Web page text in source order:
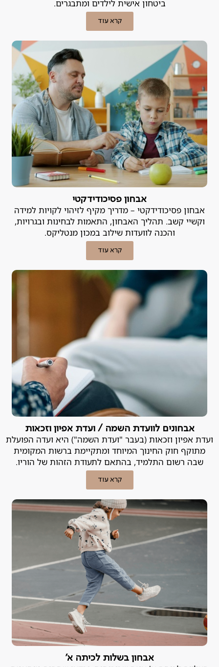
ביטחון אישית לילדים ומתבגרים.
קרא עוד
אבחון פסיכודידקטי
אבחון פסיכודידקטי – מדריך מקיף לזיהוי לקויות למידה
וקשיי קשב. תהליך האבחון, התאמות לבחינות ובגרויות,
והכנה לוועדות שילוב במכון מנטליקס.
קרא עוד
אבחונים לוועדת השמה / ועדת אפיון וזכאות
ועדת אפיון וזכאות (בעבר "ועדת השמה") היא ועדה הפועלת
מתוקף חוק החינוך המיוחד ומתקיימת ברשות המקומית
שבה רשום התלמיד, בהתאם לתעודת הזהות של הוריו.
קרא עוד
אבחון בשלות לכיתה א'